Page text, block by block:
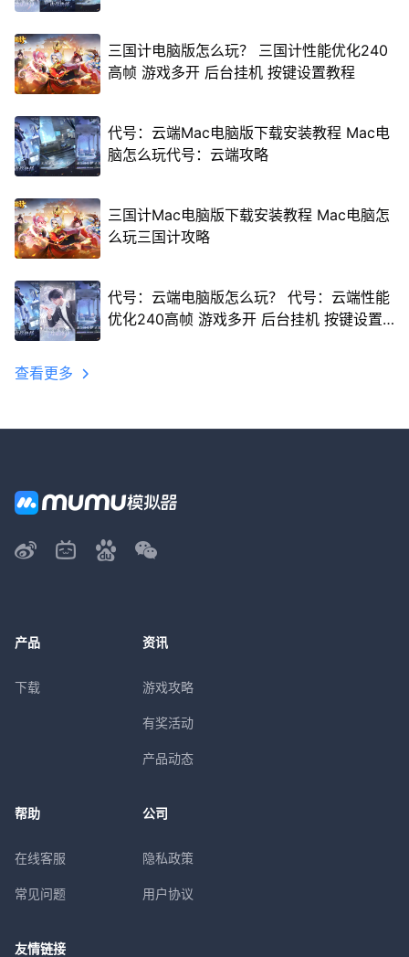
三国计电脑版怎么玩？ 三国计性能优化240
高帧 游戏多开 后台挂机 按键设置教程
代号：云端Mac电脑版下载安装教程 Mac电
脑怎么玩代号：云端攻略
三国计Mac电脑版下载安装教程 Mac电脑怎
么玩三国计攻略
代号：云端电脑版怎么玩？ 代号：云端性能
优化240高帧 游戏多开 后台挂机 按键设置
查看更多
产品
下载
资讯
游戏攻略
有奖活动
产品动态
帮助
在线客服
常见问题
公司
隐私政策
用户协议
友情链接